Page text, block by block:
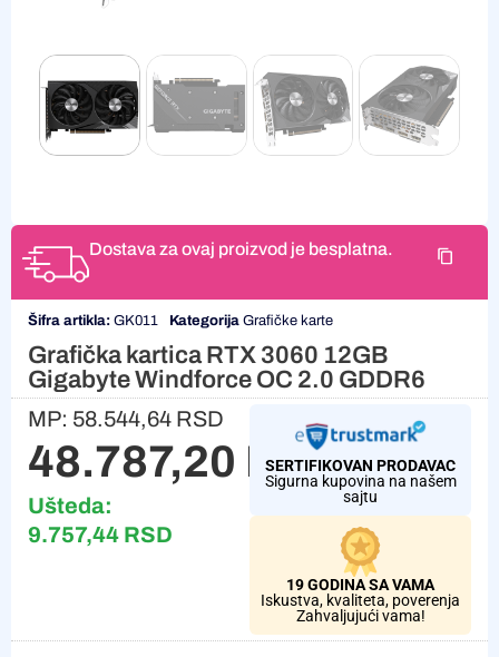
Dostava za ovaj proizvod je besplatna.
Šifra artikla: GK011 Kategorija Grafičke karte
Grafička kartica RTX 3060 12GB
Gigabyte Windforce OC 2.0 GDDR6
MP: 58.544,64 RSD
48.787,20 RSD
Ušteda:
9.757,44 RSD
SERTIFIKOVAN PRODAVAC
Sigurna kupovina na našem
sajtu
19 GODINA SA VAMA
Iskustva, kvaliteta, poverenja
Zahvaljujući vama!